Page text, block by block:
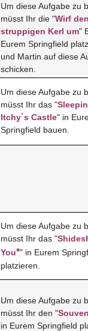
Um diese Aufgabe zu
müsst Ihr die "Wirf
struppigen Kerl um"
Eurem Springfield
und Martin auf diese
schicken.
Um diese Aufgabe zu
müsst Ihr das "
Itchy`s Castle" in
Springfield bauen.
Um diese Aufgabe zu
müsst Ihr das "
You*" in Eurem
platzieren.
Um diese Aufgabe zu
müsst Ihr den "
in Eurem Springfield